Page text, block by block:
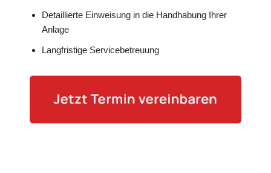
Detaillierte Einweisung in die Handhabung Ihrer
Anlage
Langfristige Servicebetreuung